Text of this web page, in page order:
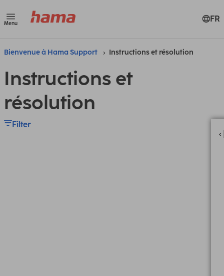
Menu FR
Bienvenue à Hama Support Instructions et résolution
Instructions et
résolution
Filter